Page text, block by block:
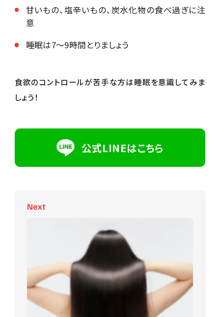
甘いもの、塩辛いもの、炭水化物の食べ過ぎに注
意
睡眠は7〜9時間とりましょう
食欲のコントロールが苦手な方は睡眠を意識してみま
しょう！
公式LINEはこちら
Next